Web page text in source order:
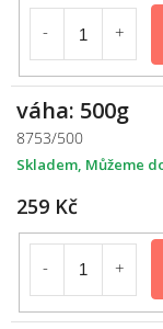
váha: 500g
8753/500
259 Kč
Skladem